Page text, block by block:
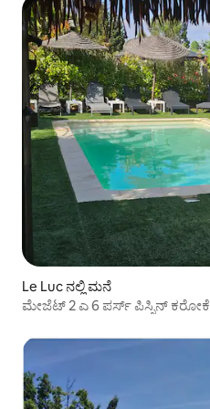
Le Luc ನಲ್ಲಿ ಮನೆ
ಮೇಜೆಟ್ 2 ಎ 6 ಪರ್ಸ್ ಪಿಸ್ಸಿನ್ ಕರೋಕೆ